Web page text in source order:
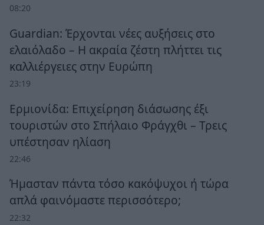
08:20
Guardian: Έρχονται νέες αυξήσεις στο
ελαιόλαδο – Η ακραία ζέστη πλήττει τις
καλλιέργειες στην Ευρώπη
23:19
Ερμιονίδα: Επιχείρηση διάσωσης έξι
τουριστών στο Σπήλαιο Φράγχθι – Τρεις
υπέστησαν ηλίαση
22:46
Ήμασταν πάντα τόσο κακόψυχοι ή τώρα
απλά φαινόμαστε περισσότερο;
22:32